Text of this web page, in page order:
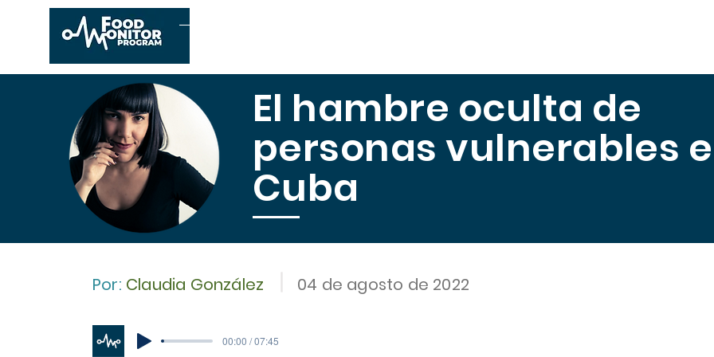
El hambre oculta de
personas vulnerables
Cuba
Por: Claudia González 04 de agosto de 2022
00:00 / 07:45